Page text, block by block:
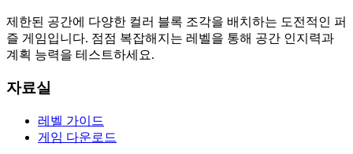
제한된 공간에 다양한 컬러 블록 조각을 배치하는 도전적인 퍼
즐 게임입니다. 점점 복잡해지는 레벨을 통해 공간 인지력과
계획 능력을 테스트하세요.
자료실
레벨 가이드
게임 다운로드